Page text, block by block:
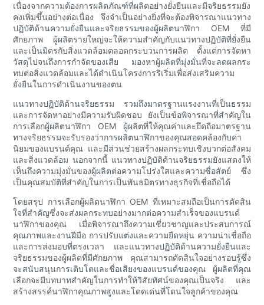
เนื่องจากความต้องการผลิตภัณฑ์ที่ผลิตอย่างยั่งยืนและมีจริยธรรมยัง
คงเพิ่มขึ้นอย่างต่อเนื่อง จึงจำเป็นอย่างยิ่งที่จะต้องพิจารณาแนวทาง
ปฏิบัติด้านความยั่งยืนและจริยธรรมของผู้ผลิตนาฬิกา OEM ที่มี
ศักยภาพ ผู้ผลิตรายใหญ่จะให้ความสำคัญกับแนวทางปฏิบัติที่ยั่งยืน
และเป็นมิตรกับสิ่งแวดล้อมตลอดกระบวนการผลิต ตั้งแต่การจัดหา
วัสดุไปจนถึงการกำจัดของเสีย มองหาผู้ผลิตที่มุ่งมั่นที่จะลดผลกระ
ทบต่อสิ่งแวดล้อมและได้ดำเนินโครงการริเริ่มเพื่อส่งเสริมความ
ยั่งยืนในการดำเนินงานของตน
แนวทางปฏิบัติด้านจริยธรรม รวมถึงมาตรฐานแรงงานที่เป็นธรรม
และการจัดหาอย่างมีความรับผิดชอบ ยังเป็นข้อพิจารณาที่สำคัญใน
การเลือกผู้ผลิตนาฬิกา OEM ผู้ผลิตที่ให้คุณค่าและยึดถือมาตรฐาน
ทางจริยธรรมจะรับรองว่าการผลิตนาฬิกาของคุณสอดคล้องกับค่า
นิยมของแบรนด์คุณ และมีส่วนช่วยสร้างผลกระทบเชิงบวกต่อสังคม
และสิ่งแวดล้อม นอกจากนี้ แนวทางปฏิบัติด้านจริยธรรมยังแสดงให้
เห็นถึงความมุ่งมั่นของผู้ผลิตต่อความโปร่งใสและความซื่อสัตย์ ซึ่ง
เป็นคุณสมบัติที่สำคัญในการเป็นพันธมิตรทางธุรกิจที่เชื่อถือได้
โดยสรุป การเลือกผู้ผลิตนาฬิกา OEM ที่เหมาะสมถือเป็นการตัดสิน
ใจที่สำคัญซึ่งจะส่งผลกระทบอย่างมากต่อความสำเร็จของแบรนด์
นาฬิกาของคุณ เมื่อพิจารณาถึงความเชี่ยวชาญและประสบการณ์
คุณภาพและงานฝีมือ การปรับแต่งและความยืดหยุ่น ความน่าเชื่อถือ
และการส่งมอบที่ตรงเวลา และแนวทางปฏิบัติด้านความยั่งยืนและ
จริยธรรมของผู้ผลิตที่มีศักยภาพ คุณสามารถตัดสินใจอย่างรอบรู้ซึ่ง
จะสนับสนุนการเติบโตและชื่อเสียงของแบรนด์ของคุณ ผู้ผลิตที่คุณ
เลือกจะมีบทบาทสำคัญในการทำให้วิสัยทัศน์ของคุณเป็นจริง และ
สร้างสรรค์นาฬิกาคุณภาพสูงและโดดเด่นที่โดนใจลูกค้าของคุณ